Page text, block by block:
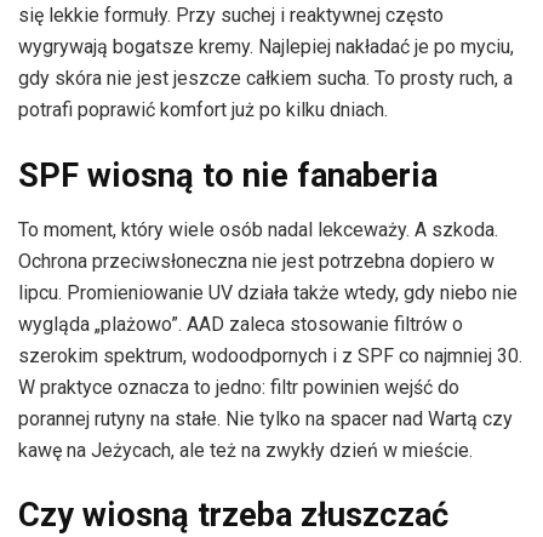
się lekkie formuły. Przy suchej i reaktywnej często
wygrywają bogatsze kremy. Najlepiej nakładać je po myciu,
gdy skóra nie jest jeszcze całkiem sucha. To prosty ruch, a
potrafi poprawić komfort już po kilku dniach.
SPF wiosną to nie fanaberia
To moment, który wiele osób nadal lekceważy. A szkoda.
Ochrona przeciwsłoneczna nie jest potrzebna dopiero w
lipcu. Promieniowanie UV działa także wtedy, gdy niebo nie
wygląda „plażowo”. AAD zaleca stosowanie filtrów o
szerokim spektrum, wodoodpornych i z SPF co najmniej 30.
W praktyce oznacza to jedno: filtr powinien wejść do
porannej rutyny na stałe. Nie tylko na spacer nad Wartą czy
kawę na Jeżycach, ale też na zwykły dzień w mieście.
Czy wiosną trzeba złuszczać